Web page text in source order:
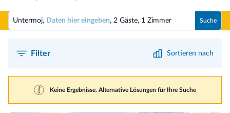
Untermoj, Daten hier eingeben, 2 Gäste, 1 Zimmer Suche
Filter Sortieren nach
Keine Ergebnisse. Alternative Lösungen für Ihre Suche